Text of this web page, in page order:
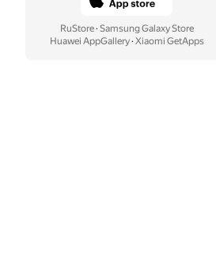
RuStore· Samsung Galaxy Store
Huawei AppGallery· Xiaomi GetApps